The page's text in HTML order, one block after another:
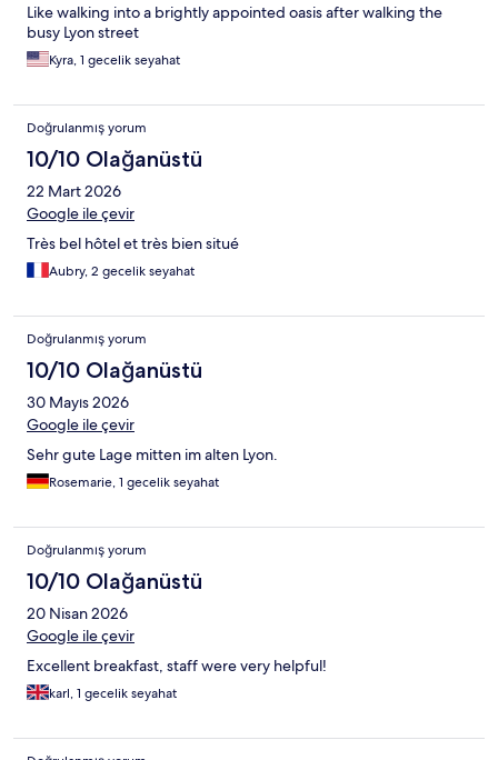
Like walking into a brightly appointed oasis after walking the
busy Lyon street
Kyra, 1 gecelik seyahat
Doğrulanmış yorum
10/10 Olağanüstü
22 Mart 2026
Google ile çevir
Très bel hôtel et très bien situé
Aubry, 2 gecelik seyahat
Doğrulanmış yorum
10/10 Olağanüstü
30 Mayıs 2026
Google ile çevir
Sehr gute Lage mitten im alten Lyon.
Rosemarie, 1 gecelik seyahat
Doğrulanmış yorum
10/10 Olağanüstü
20 Nisan 2026
Google ile çevir
Excellent breakfast, staff were very helpful!
karl, 1 gecelik seyahat